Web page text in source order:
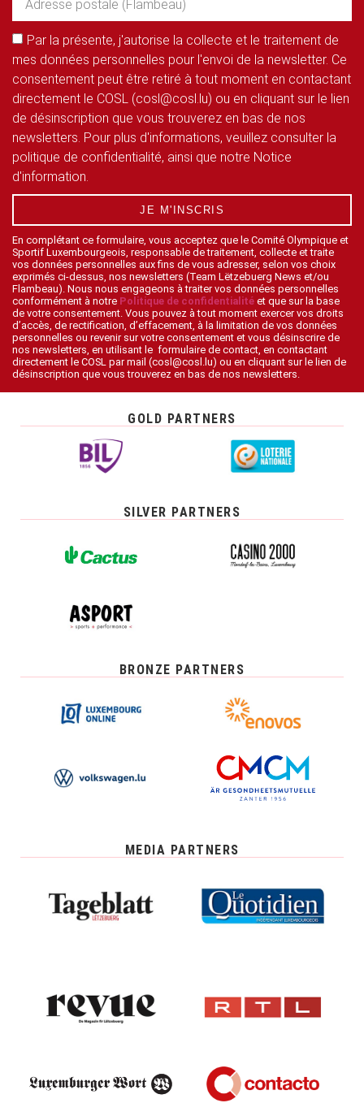
Par la présente, j'autorise la collecte et le traitement de
mes données personnelles pour l'envoi de la newsletter. Ce
consentement peut être retiré à tout moment en contactant
directement le COSL (cosl@cosl.lu) ou en cliquant sur le lien
de désinscription que vous trouverez en bas de nos
newsletters. Pour plus d'informations, veuillez consulter la
politique de confidentialité, ainsi que notre Notice
d'information.
JE M'INSCRIS
En complétant ce formulaire, vous acceptez que le Comité Olympique et
Sportif Luxembourgeois, responsable de traitement, collecte et traite
vos données personnelles aux fins de vous adresser, selon vos choix
exprimés ci-dessus, nos newsletters (Team Lëtzebuerg News et/ou
Flambeau). Nous nous engageons à traiter vos données personnelles
conformément à notre Politique de confidentialité et que sur la base
de votre consentement. Vous pouvez à tout moment exercer vos droits
d’accès, de rectification, d’effacement, à la limitation de vos données
personnelles ou revenir sur votre consentement et vous désinscrire de
nos newsletters, en utilisant le formulaire de contact, en contactant
directement le COSL par mail (cosl@cosl.lu) ou en cliquant sur le lien de
désinscription que vous trouverez en bas de nos newsletters.
GOLD PARTNERS
SILVER PARTNERS
BRONZE PARTNERS
MEDIA PARTNERS